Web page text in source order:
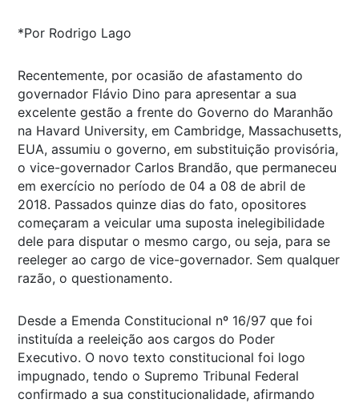
*Por Rodrigo Lago
Recentemente, por ocasião de afastamento do
governador Flávio Dino para apresentar a sua
excelente gestão a frente do Governo do Maranhão
na Havard University, em Cambridge, Massachusetts,
EUA, assumiu o governo, em substituição provisória,
o vice-governador Carlos Brandão, que permaneceu
em exercício no período de 04 a 08 de abril de
2018. Passados quinze dias do fato, opositores
começaram a veicular uma suposta inelegibilidade
dele para disputar o mesmo cargo, ou seja, para se
reeleger ao cargo de vice-governador. Sem qualquer
razão, o questionamento.
Desde a Emenda Constitucional nº 16/97 que foi
instituída a reeleição aos cargos do Poder
Executivo. O novo texto constitucional foi logo
impugnado, tendo o Supremo Tribunal Federal
confirmado a sua constitucionalidade, afirmando